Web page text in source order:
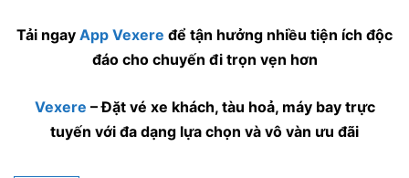
Tải ngay App Vexere để tận hưởng nhiều tiện ích độc
đáo cho chuyến đi trọn vẹn hơn
Vexere – Đặt vé xe khách, tàu hoả, máy bay trực
tuyến với đa dạng lựa chọn và vô vàn ưu đãi